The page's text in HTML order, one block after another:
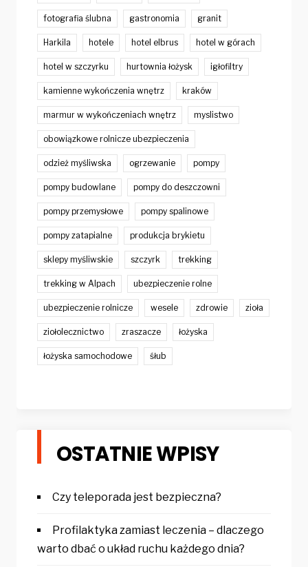
fotografia ślubna gastronomia granit
Harkila hotele hotel elbrus hotel w górach
hotel w szczyrku hurtownia łożysk igłofiltry
kamienne wykończenia wnętrz kraków
marmur w wykończeniach wnętrz myslistwo
obowiązkowe rolnicze ubezpieczenia
odzież myśliwska ogrzewanie pompy
pompy budowlane pompy do deszczowni
pompy przemysłowe pompy spalinowe
pompy zatapialne produkcja brykietu
sklepy myśliwskie szczyrk trekking
trekking w Alpach ubezpieczenie rolne
ubezpieczenie rolnicze wesele zdrowie zioła
ziołolecznictwo zraszacze łożyska
łożyska samochodowe śłub
OSTATNIE WPISY
Czy teleporada jest bezpieczna?
Profilaktyka zamiast leczenia – dlaczego
warto dbać o układ ruchu każdego dnia?